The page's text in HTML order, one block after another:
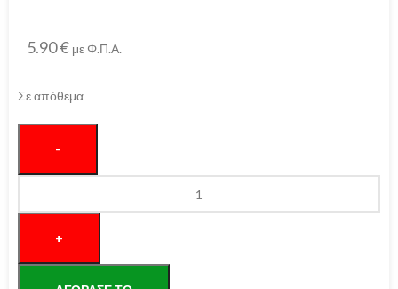
5.90€ με Φ.Π.Α.
Σε απόθεμα